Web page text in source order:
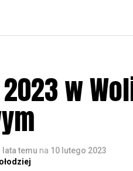
w
lata temu na 10 lutego 2023